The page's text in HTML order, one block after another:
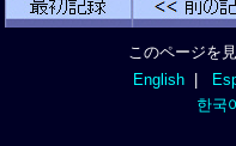
このページを
English|
한국